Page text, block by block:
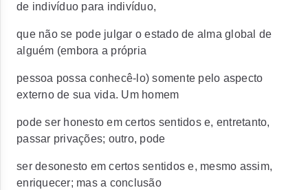
de indivíduo para indivíduo,
que não se pode julgar o estado de alma global de
alguém (embora a própria
pessoa possa conhecê-lo) somente pelo aspecto
externo de sua vida. Um homem
pode ser honesto em certos sentidos e, entretanto,
passar privações; outro, pode
ser desonesto em certos sentidos e, mesmo assim,
enriquecer; mas a conclusão